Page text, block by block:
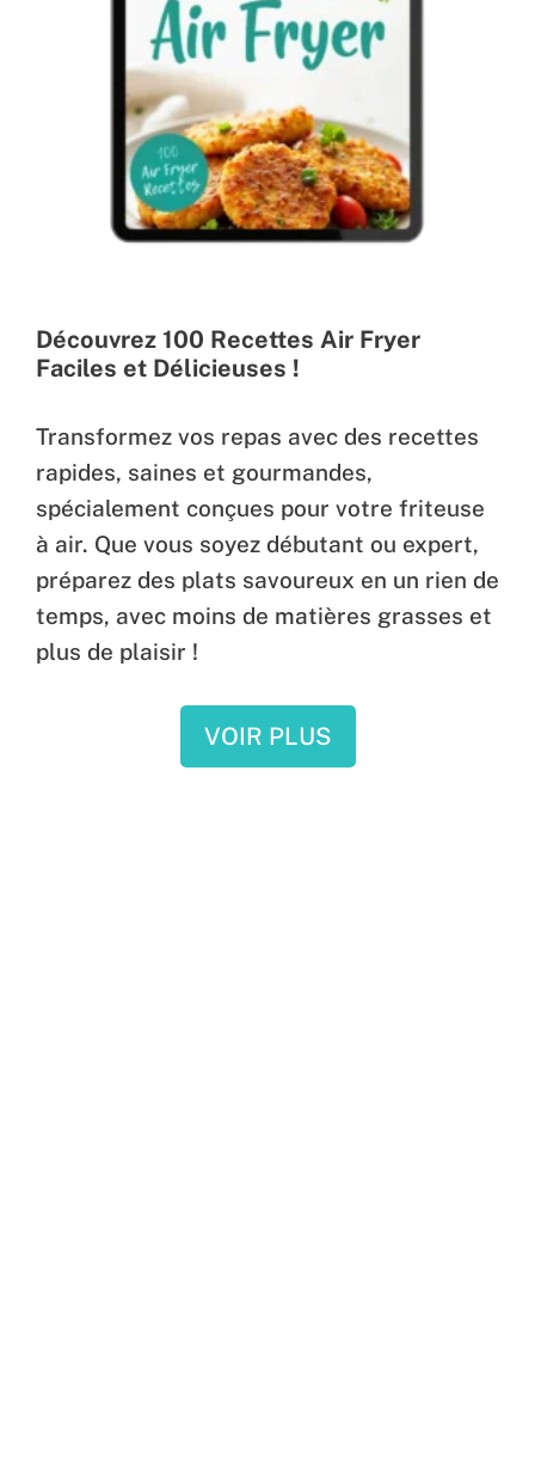
Découvrez 100 Recettes Air Fryer
Faciles et Délicieuses !
Transformez vos repas avec des recettes
rapides, saines et gourmandes,
spécialement conçues pour votre friteuse
à air. Que vous soyez débutant ou expert,
préparez des plats savoureux en un rien de
temps, avec moins de matières grasses et
plus de plaisir !
VOIR PLUS